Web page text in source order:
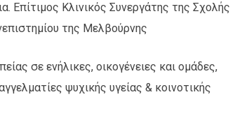
Επίτιμος Κλινικός Συνεργάτης της Σχολής
της Μελβούρνης
σε ενήλικες, οικογένειες και ομάδες,
ψυχικής υγείας & κοινοτικής